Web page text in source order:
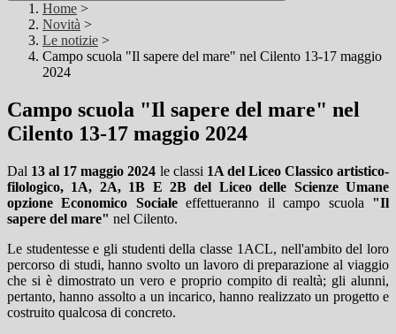
Home >
Novità >
Le notizie >
Campo scuola "Il sapere del mare" nel Cilento 13-17 maggio
2024
Campo scuola "Il sapere del mare" nel
Cilento 13-17 maggio 2024
Dal 13 al 17 maggio 2024 le classi 1A del Liceo Classico artistico-
filologico, 1A, 2A, 1B E 2B del Liceo delle Scienze Umane
opzione Economico Socialeeffettueranno il campo scuola "Il
sapere del mare" nel Cilento.
Le studentesse e gli studenti della classe 1ACL, nell'ambito del loro
percorso di studi, hanno svolto un lavoro di preparazione al viaggio
che si è dimostrato un vero e proprio compito di realtà; gli alunni,
pertanto, hanno assolto a un incarico, hanno realizzato un progetto e
costruito qualcosa di concreto.